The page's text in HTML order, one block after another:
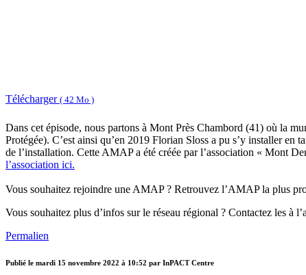
Télécharger ( 42 Mo )
Dans cet épisode, nous partons à Mont Près Chambord (41) où la
Protégée). C’est ainsi qu’en 2019 Florian Sloss a pu s’y installer
de l’installation. Cette AMAP a été créée par l’association « Mont
l’association ici.
Vous souhaitez rejoindre une AMAP ? Retrouvez l’AMAP la plus
Vous souhaitez plus d’infos sur le réseau régional ? Contactez les à
Permalien
Publié le mardi 15 novembre 2022 à 10:52 par InPACT Centre